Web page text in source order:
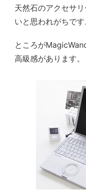
天然石のアクセサ
いと思われがちです
ところが
高級感があります。